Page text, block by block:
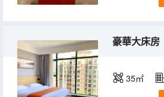
豪華大床房
35㎡